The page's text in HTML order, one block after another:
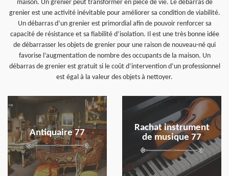
maison. Un grenier peut transformer en pièce de vie. Le débarras de
grenier est une activité inévitable pour améliorer sa condition de viabilité.
Un débarras d’un grenier est primordial afin de pouvoir renforcer sa
capacité de résistance et sa fiabilité d’isolation. Il est une très bonne idée
de débarrasser les objets de grenier pour une raison de nouveau-né qui
favorise l’augmentation de nombre des occupants de la maison. Un
débarras de grenier est gratuit si le coût d’intervention d’un professionnel
est égal à la valeur des objets à nettoyer.
Antiquaire 77
en savoir plus
Rachat instrument
de musique 77
en savoir plus